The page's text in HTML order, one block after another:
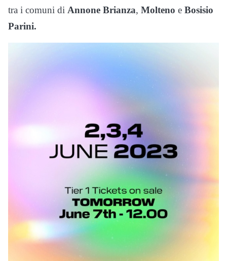
tra i comuni di Annone Brianza, Molteno e Bosisio
Parini.